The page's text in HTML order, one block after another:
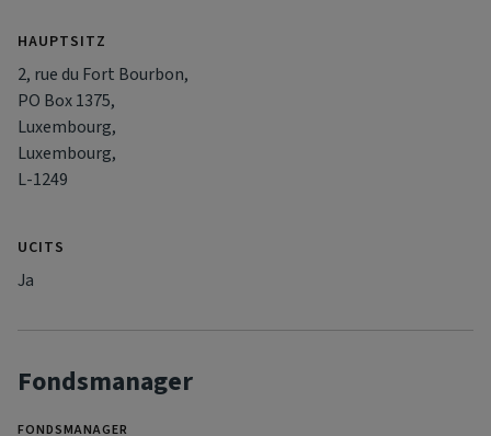
HAUPTSITZ
2, rue du Fort Bourbon,
PO Box 1375,
Luxembourg,
Luxembourg,
L-1249
UCITS
Ja
Fondsmanager
FONDSMANAGER